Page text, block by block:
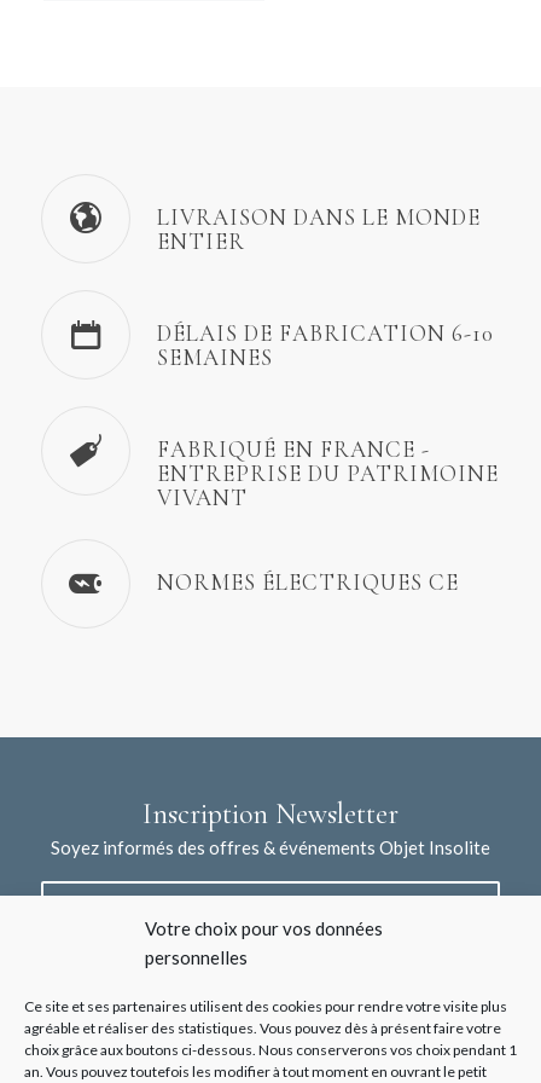
Votre choix pour vos données
personnelles
Ce site et ses partenaires utilisent des cookies pour rendre votre visite plus
agréable et réaliser des statistiques. Vous pouvez dès à présent faire votre
choix grâce aux boutons ci-dessous. Nous conserverons vos choix pendant 1
an. Vous pouvez toutefois les modifier à tout moment en ouvrant le petit
LIVRAISON DANS LE MONDE
ENTIER
DÉLAIS DE FABRICATION 6-10
SEMAINES
FABRIQUÉ EN FRANCE -
ENTREPRISE DU PATRIMOINE
VIVANT
NORMES ÉLECTRIQUES CE
Inscription Newsletter
Soyez informés des offres & événements Objet Insolite
J'accepte la collecte de mes données à l'aide de ce formulaire /
*